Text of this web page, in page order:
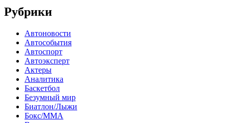
Рубрики
Автоновости
Автособытия
Автоспорт
Автоэксперт
Актеры
Аналитика
Баскетбол
Безумный мир
Биатлон/Лыжи
Бокс/MMA